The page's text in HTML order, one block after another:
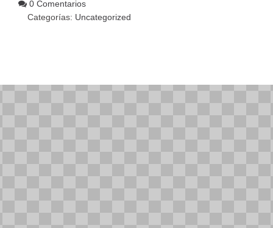
0 Comentarios
Categorías: Uncategorized